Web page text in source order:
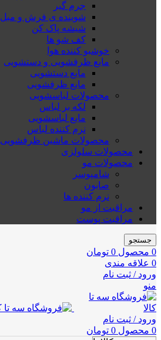
جرم گیر
شوینده ی فرش و مبل
شیشه پاک کن
کف شو ها
خوشبو کننده هوا
مایع ظرفشویی و دستشویی
مایع دستشویی
مایع ظرفشویی
محصولات لباسشویی
لکه بر لباس
مایع لباسشویی
نرم کننده لباس
محصولات ماشین ظرفشویی
محصولات سلولزی
محصولات مو
شامپوسر
صابون
نرم کننده ها
مراقبت از مو
مراقبت پوست
جستجو
0 محصول 0 تومان
0 علاقه مندی
ورود / ثبت نام
منو
ورود / ثبت نام
0 محصول 0 تومان